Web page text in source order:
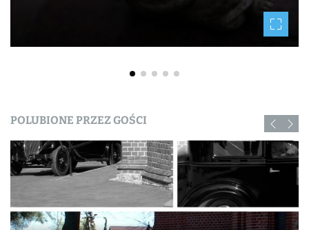
POLUBIONE PRZEZ GOŚCI